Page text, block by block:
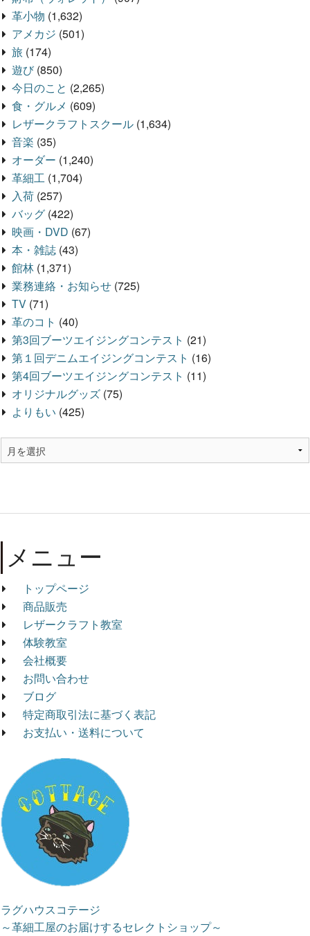
革小物 (1,632)
アメカジ (501)
旅 (174)
遊び(850)
今日のこと (2,265)
食・グルメ (609)
レザークラフトスクール (1,634)
音楽 (35)
オーダー (1,240)
革細工 (1,704)
入荷 (257)
バッグ (422)
映画・DVD (67)
本・雑誌 (43)
館林 (1,371)
業務連絡・お知らせ (725)
TV (71)
革のコト (40)
第3回ブーツエイジングコンテスト (21)
第１回デニムエイジングコンテスト (16)
第4回ブーツエイジングコンテスト (11)
オリジナルグッズ (75)
よりもい (425)
メニュー
トップページ
商品販売
レザークラフト教室
体験教室
会社概要
お問い合わせ
ブログ
特定商取引法に基づく表記
お支払い・送料について
ラグハウスコテージ
～革細工屋のお届けするセレクトショップ～